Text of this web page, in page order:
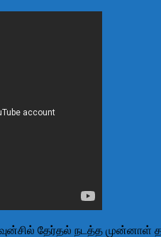
தேர்தல் நடத்த